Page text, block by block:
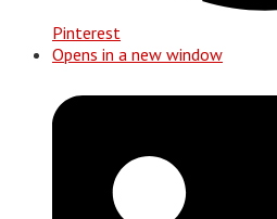
Pinterest
Opens in a new window